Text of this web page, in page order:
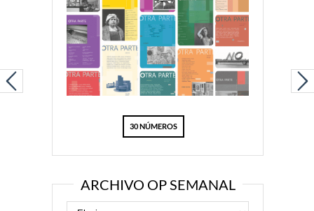
30 NÚMEROS
ARCHIVO OP SEMANAL